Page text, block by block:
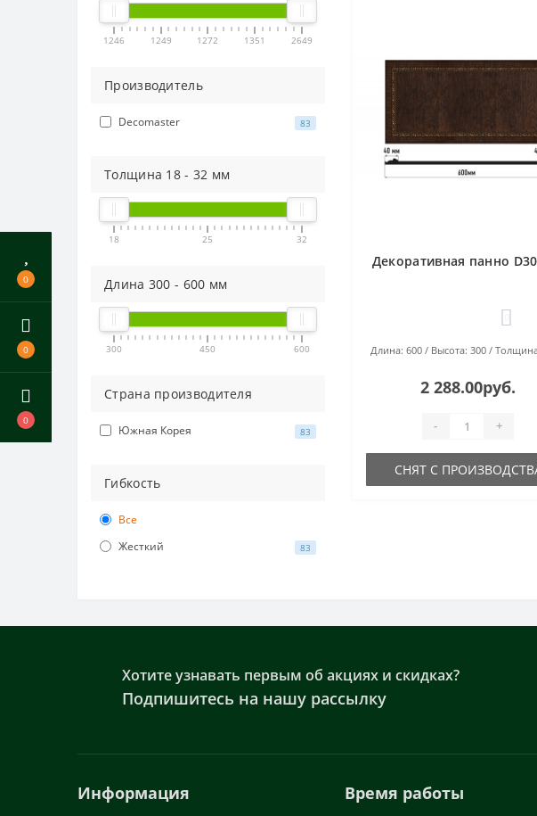
0
0
0
1246 1249 1272 1351 2649
Производитель
Decomaster 83
Толщина 18 - 32 мм
18 25 32
Длина 300 - 600 мм
300 450 600
Страна производителя
Южная Корея 83
Гибкость
Все
Жесткий
83
Декоративная панно
Длина: 600 Высота: 300
2 288.00руб.
- +
СНЯТ С
Хотите узнавать первым об акциях и скидках?
Подпишитесь на нашу рассылку
Информация Время работы